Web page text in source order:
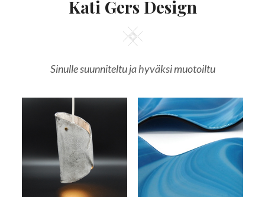
Kati Gers Design
Sinulle suunniteltu ja hyväksi muotoiltu